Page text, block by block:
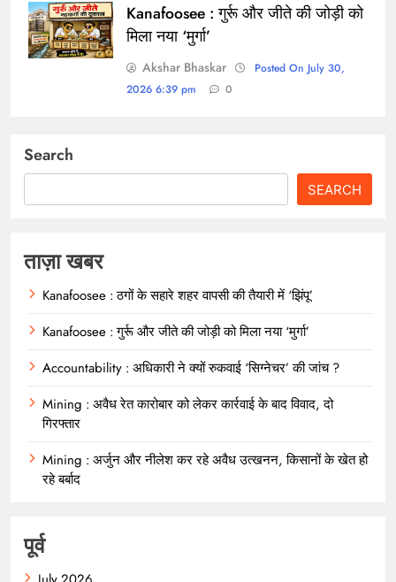
Kanafoosee : गुर्रू और जीते की जोड़ी को
मिला नया ‘मुर्गा’
Akshar Bhaskar
Posted On July 30,
2026 6:39 pm
0
Search
SEARCH
ताज़ा खबर
Kanafoosee : ठगों के सहारे शहर वापसी की तैयारी में ‘झिंपू’
Kanafoosee : गुर्रू और जीते की जोड़ी को मिला नया ‘मुर्गा’
Accountability : अधिकारी ने क्यों रुकवाई ‘सिग्नेचर’ की जांच ?
Mining : अवैध रेत कारोबार को लेकर कार्रवाई के बाद विवाद, दो
गिरफ्तार
Mining : अर्जुन और नीलेश कर रहे अवैध उत्खनन, किसानों के खेत हो
रहे बर्बाद
पूर्व